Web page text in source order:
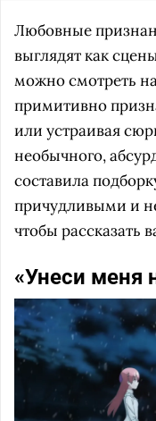
Любовные
выглядят как
можно смотреть
примитивно
или устраивая
необычного,
составила
причудливыми и
чтобы рассказать
«Унеси меня